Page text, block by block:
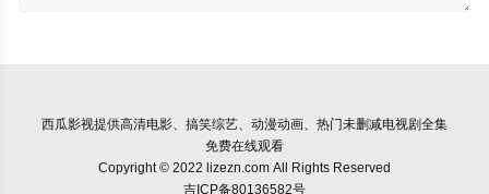
西瓜影视提供高清电影、搞笑综艺、动漫动画、热门未删减电视剧全集
免费在线观看
Copyright © 2022 lizezn.com All Rights Reserved
吉ICP备80136582号